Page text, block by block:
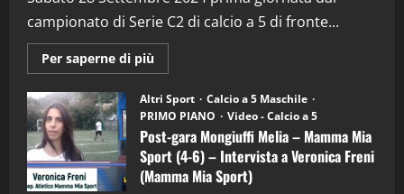
campionato di Serie C2 di calcio a 5 di fronte...
Per saperne di più
informazioni
Post-
gara
Mongiuffi
Melia
–
Mamma
Mia
Sport
Altri Sport
Calcio a 5 Maschile
PRIMO PIANO
Video - Calcio a 5
Post-gara Mongiuffi Melia – Mamma Mia
Sport (4-6) – Intervista a Veronica Freni
(Mamma Mia Sport)
2 28/04/2026
3
"SportEmpire" in Podcast
“SportEmpire” in Podcast: 28^ Puntata
(Martedi 21 Aprile 2026)
21/04/2026